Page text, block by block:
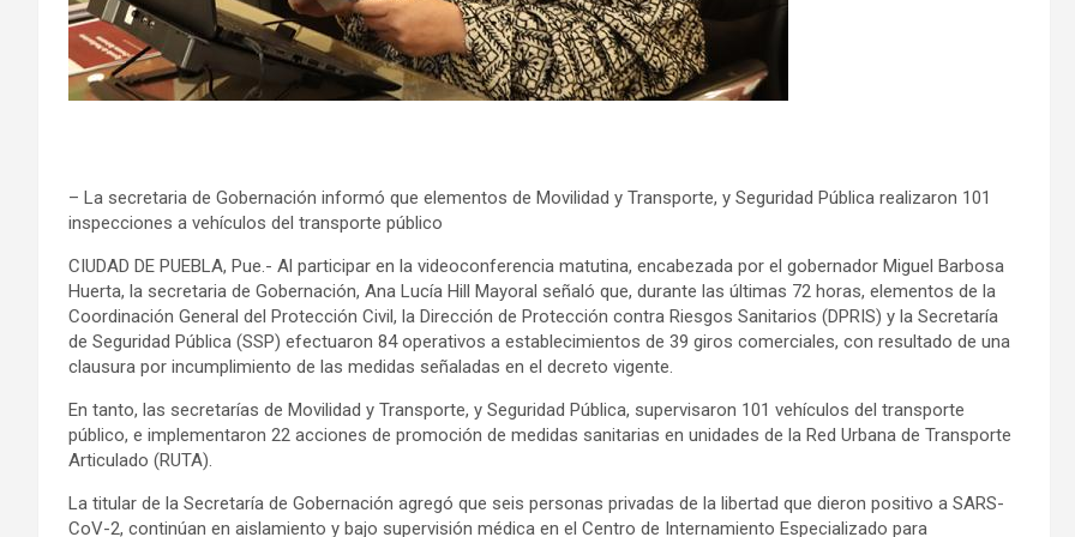
– La secretaria de Gobernación informó que elementos de Movilidad y Transporte, y Seguridad Pública realizaron 101
inspecciones a vehículos del transporte público
CIUDAD DE PUEBLA, Pue.- Al participar en la videoconferencia matutina, encabezada por el gobernador Miguel Barbosa
Huerta, la secretaria de Gobernación, Ana Lucía Hill Mayoral señaló que, durante las últimas 72 horas, elementos de la
Coordinación General del Protección Civil, la Dirección de Protección contra Riesgos Sanitarios (DPRIS) y la Secretaría
de Seguridad Pública (SSP) efectuaron 84 operativos a establecimientos de 39 giros comerciales, con resultado de una
clausura por incumplimiento de las medidas señaladas en el decreto vigente.
En tanto, las secretarías de Movilidad y Transporte, y Seguridad Pública, supervisaron 101 vehículos del transporte
público, e implementaron 22 acciones de promoción de medidas sanitarias en unidades de la Red Urbana de Transporte
Articulado (RUTA).
La titular de la Secretaría de Gobernación agregó que seis personas privadas de la libertad que dieron positivo a SARS-
CoV-2, continúan en aislamiento y bajo supervisión médica en el Centro de Internamiento Especializado para